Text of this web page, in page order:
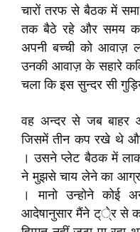
चारों तरफ से बैठक में
तक बैठे रहे और समय का
अपनी बच्ची को आवाज़
उनकी आवाज़ के सहारे
चला कि इस सुन्दर सी
वह अन्दर से जब
जिसमें तीन कप रखे थे
। उसने प्लेट बैठक में
ने मुझसे चाय लेने का
। मानो उन्होने कोई
आदेषानुसार मैंने ट्‌े्र से कप